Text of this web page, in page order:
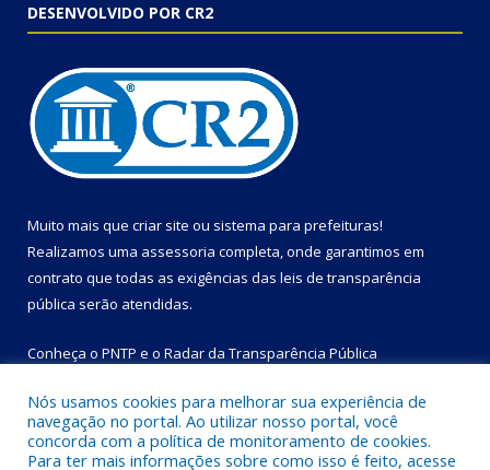
DESENVOLVIDO POR CR2
Muito mais que criar site ou sistema para prefeituras!
Realizamos uma assessoria completa, onde garantimos em
contrato que todas as exigências das leis de transparência
pública serão atendidas.
Conheça o PNTP e o Radar da Transparência Pública
Nós usamos cookies para melhorar sua experiência de
navegação no portal. Ao utilizar nosso portal, você
concorda com a política de monitoramento de cookies.
Para ter mais informações sobre como isso é feito, acesse